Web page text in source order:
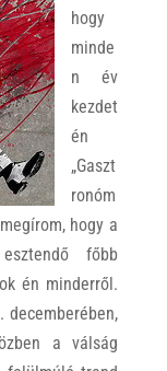
hogy
minde
n év
kezdet
én
„Gaszt
ronóm
hogy a
főbb
én minderről.
decemberében,
a válság